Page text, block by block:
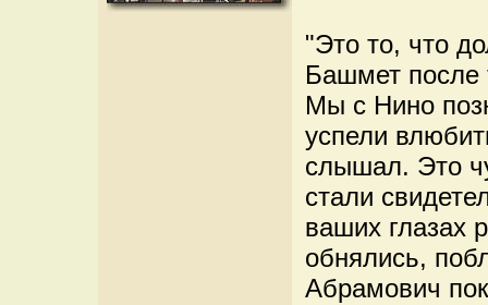
"Это то, что
Башмет после
Мы с Нино
успели
слышал. Это
стали
ваших глазах
обнялись,
Абрамович